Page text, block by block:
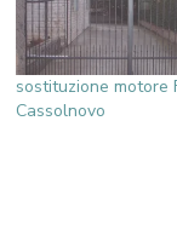
sostituzione motore
Cassolnovo